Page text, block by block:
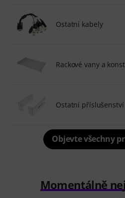
Ostatní kabely
Rackové vany a
Ostatní příslušenství
Objevte všechny
Momentálně